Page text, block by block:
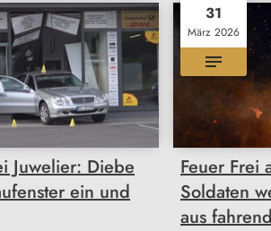
Juwelier: Diebe
ein und
31
März 2026
Feuer Frei
Soldaten
aus